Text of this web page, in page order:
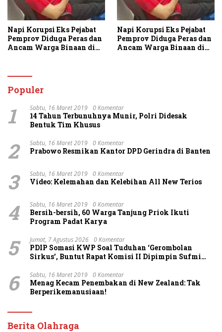
Napi Korupsi Eks Pejabat
Pemprov Diduga Peras dan
Ancam Warga Binaan di
Napi Korupsi Eks Pejabat
Pemprov Diduga Peras dan
Ancam Warga Binaan di
Populer
1 Sabtu, 16 Maret 2019 0 Komentar
14 Tahun Terbunuhnya Munir, Polri Didesak
Bentuk Tim Khusus
2 Sabtu, 16 Maret 2019 0 Komentar
Prabowo Resmikan Kantor DPD Gerindra di Banten
3 Sabtu, 16 Maret 2019 0 Komentar
Video: Kelemahan dan Kelebihan All New Terios
4 Sabtu, 16 Maret 2019 0 Komentar
Bersih-bersih, 60 Warga Tanjung Priok Ikuti
Program Padat Karya
5 Jumat, 7 Agustus 2026 0 Komentar
PDIP Somasi KWP Soal Tuduhan ‘Gerombolan
Sirkus’, Buntut Rapat Komisi II Dipimpin Sufmi
6 Sabtu, 16 Maret 2019 0 Komentar
Menag Kecam Penembakan di New Zealand: Tak
Berperikemanusiaan!
Berita Olahraga